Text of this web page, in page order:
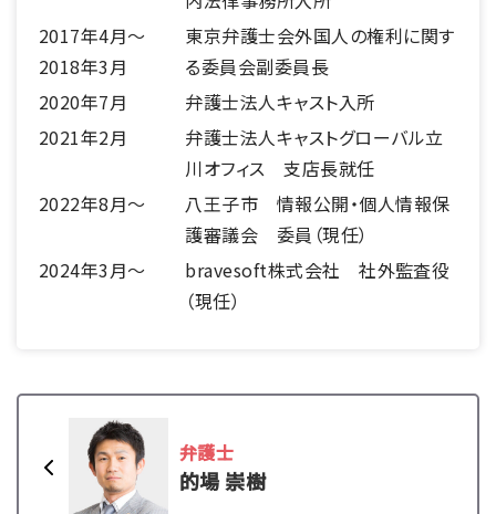
2017年4月～
2018年3月
東京弁護士会外国人の権利に関す
る委員会副委員長
2020年7月
弁護士法人キャスト入所
2021年2月
弁護士法人キャストグローバル立
川オフィス 支店長就任
2022年8月～
八王子市 情報公開・個人情報保
護審議会 委員（現任）
2024年3月～
bravesoft株式会社 社外監査役
（現任）
弁護士
的場 崇樹